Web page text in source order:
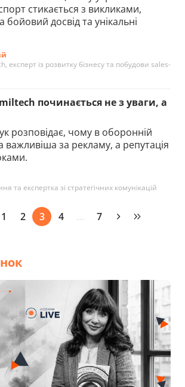
стикається з викликами,
досвід та унікальні
експерт із розвитку бізнесу та побудови sales-
починається не з уваги, а
розповідає, чому в оборонній
важливіша за рекламу, а репутація
та експертка зі стратегічних комунікацій
1 2 3 4 … 7